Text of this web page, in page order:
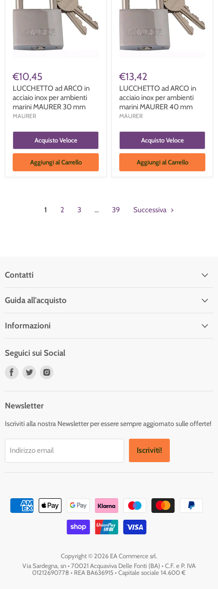
€10,45
LUCCHETTO ad ARCO in
acciaio inox per ambienti
marini MAURER 30 mm
MAURER
Acquisto Veloce
Aggiungi al Carrello
€13,42
LUCCHETTO ad ARCO in
acciaio inox per ambienti
marini MAURER 40 mm
MAURER
Acquisto Veloce
Aggiungi al Carrello
1 2 3 … 39 Successiva
Contatti
Guida all'acquisto
Informazioni
Seguici sui Social
Trovaci
Trovaci
Newsletter
Iscriviti alla nostra Newsletter per essere sempre aggiornato sulle offerte!
Indirizzo email Iscriviti!
Copyright © 2026 EA Commerce srl.
Via Sardegna, sn • 70021 Acquaviva Delle Fonti (BA) • C.F. e P. IVA
01212690778 • REA BA636915 • Capitale sociale 14.600 €